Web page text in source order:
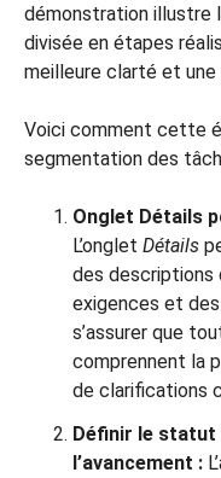
démonstration illustre
divisée en étapes
meilleure clarté et
Voici comment cette
segmentation des
Onglet Détails
L’onglet Détails
des descriptions
exigences et
s’assurer que
comprennent la
de clarifications
Définir le statut
l’avancement :